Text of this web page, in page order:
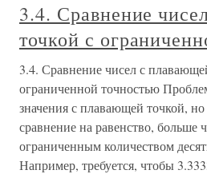
3.4. Сравнение
точкой с
3.4. Сравнение чисел с
ограниченной точностью
значения с плавающей точкой,
сравнение на равенство, больше
ограниченным количеством
Например, требуется, чтобы